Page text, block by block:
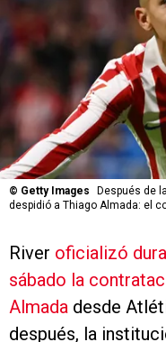
© Getty Images
Después de
despidió a Thiago Almada: el
River oficializó
sábado la
Almada desde
después, la